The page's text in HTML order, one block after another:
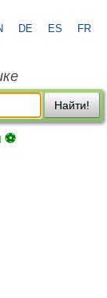
DE ES FR
Найти!
⚽